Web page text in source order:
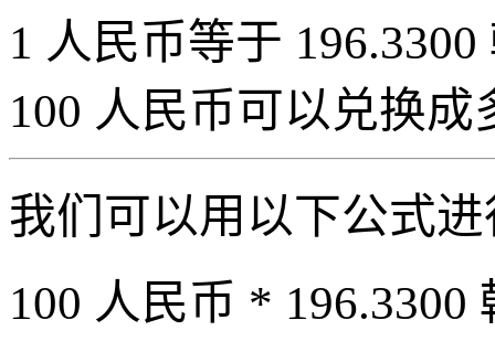
1 人民币等于
100 人民币可以兑换成
我们可以用以下公式
100 人民币 * 196.3300